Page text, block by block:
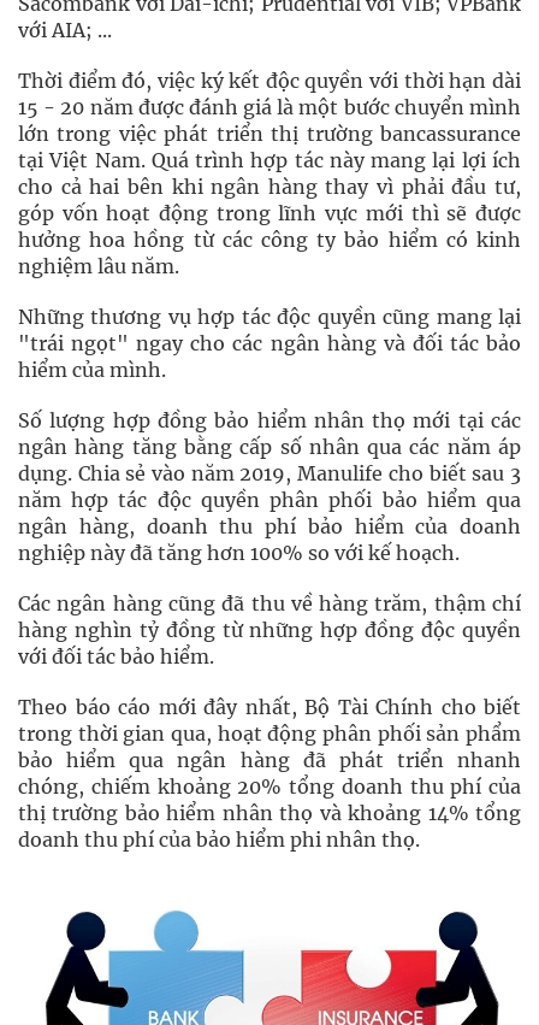
với AIA; ...
Thời điểm đó, việc ký kết độc quyền với thời hạn dài
15 - 20 năm được đánh giá là một bước chuyển mình
lớn trong việc phát triển thị trường bancassurance
tại Việt Nam. Quá trình hợp tác này mang lại lợi ích
cho cả hai bên khi ngân hàng thay vì phải đầu tư,
góp vốn hoạt động trong lĩnh vực mới thì sẽ được
hưởng hoa hồng từ các công ty bảo hiểm có kinh
nghiệm lâu năm.
Những thương vụ hợp tác độc quyền cũng mang lại
"trái ngọt" ngay cho các ngân hàng và đối tác bảo
hiểm của mình.
Số lượng hợp đồng bảo hiểm nhân thọ mới tại các
ngân hàng tăng bằng cấp số nhân qua các năm áp
dụng. Chia sẻ vào năm 2019, Manulife cho biết sau 3
năm hợp tác độc quyền phân phối bảo hiểm qua
ngân hàng, doanh thu phí bảo hiểm của doanh
nghiệp này đã tăng hơn 100% so với kế hoạch.
Các ngân hàng cũng đã thu về hàng trăm, thậm chí
hàng nghìn tỷ đồng từ những hợp đồng độc quyền
với đối tác bảo hiểm.
Theo báo cáo mới đây nhất, Bộ Tài Chính cho biết
trong thời gian qua, hoạt động phân phối sản phẩm
bảo hiểm qua ngân hàng đã phát triển nhanh
chóng, chiếm khoảng 20% tổng doanh thu phí của
thị trường bảo hiểm nhân thọ và khoảng 14% tổng
doanh thu phí của bảo hiểm phi nhân thọ.